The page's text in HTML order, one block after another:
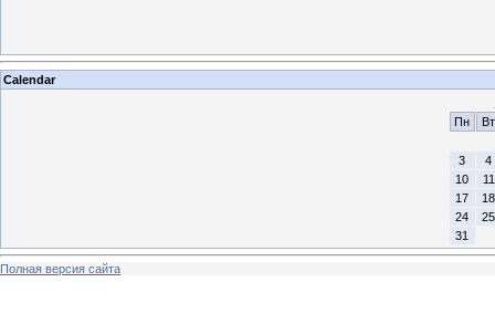
Calendar
Пн
Вт
3
4
10
11
17
18
24
25
31
Полная версия сайта